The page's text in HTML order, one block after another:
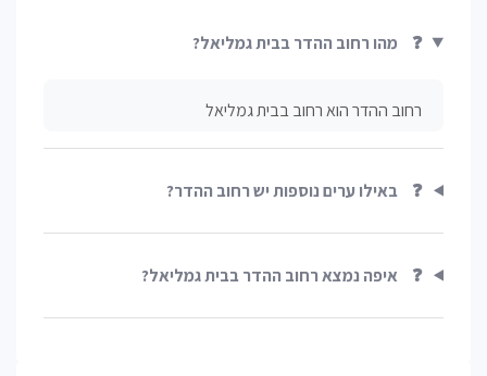
❓ מהו רחוב ההדר בבית גמליאל?
רחוב ההדר הוא רחוב בבית גמליאל
❓ באילו ערים נוספות יש רחוב ההדר?
❓ איפה נמצא רחוב ההדר בבית גמליאל?